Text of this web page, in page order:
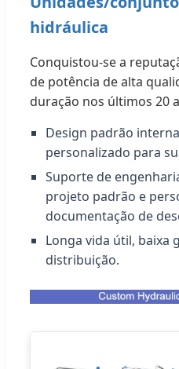
hidráulica
Conquistou-se a
de potência de alta
duração nos últimos 20
Design padrão
personalizado para
Suporte de
projeto padrão e
documentação de
Longa vida útil, baixa
distribuição.